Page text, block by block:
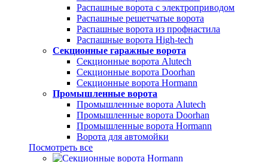
Распашные ворота с электроприводом
Распашные решетчатые ворота
Распашные ворота из профнастила
Распашные ворота High-tech
Секционные гаражные ворота
Секционные ворота Alutech
Секционные ворота Doorhan
Секционные ворота Hormann
Промышленные ворота
Промышленные ворота Alutech
Промышленные ворота Doorhan
Промышленные ворота Hormann
Ворота для автомойки
Посмотреть все